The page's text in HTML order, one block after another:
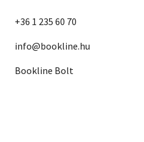
+36 1 235 60 70
info@bookline.hu
Bookline Bolt